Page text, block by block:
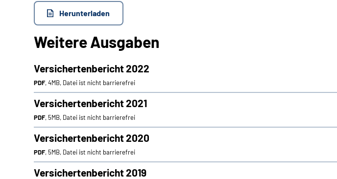
Herunterladen
Weitere Ausgaben
Versichertenbericht 2022
PDF, 4MB, Datei ist nicht barrierefrei
Versichertenbericht 2021
PDF, 5MB, Datei ist nicht barrierefrei
Versichertenbericht 2020
PDF, 5MB, Datei ist nicht barrierefrei
Versichertenbericht 2019